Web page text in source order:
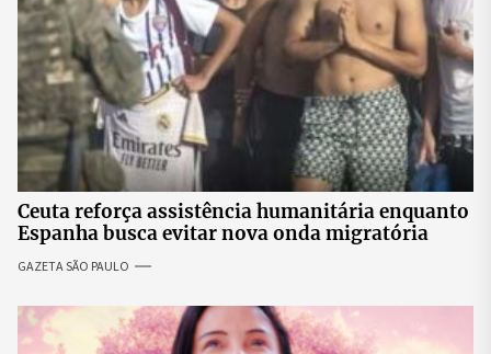
Ceuta reforça assistência humanitária enquanto
Espanha busca evitar nova onda migratória
GAZETA SÃO PAULO